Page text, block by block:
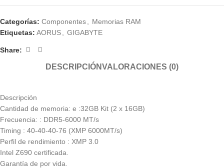
Categorías: Componentes
Memorias RAM
Etiquetas: AORUS GIGABYTE
Share:
DESCRIPCIÓNVALORACIONES (0)
Descripción
Cantidad de memoria: e :32GB Kit (2 x 16GB)
Frecuencia: : DDR5-6000 MT/s
Timing : 40-40-40-76 (XMP 6000MT/s)
Perfil de rendimiento : XMP 3.0
Intel Z690 certificada.
Garantía de por vida.